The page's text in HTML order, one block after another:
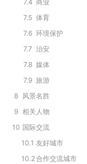
7.5 体育
7.6 环境保护
7.7 治安
7.8 媒体
7.9 旅游
8
风景名胜
9 相关人物
10 国际交流
10.1 友好城市
10.2合作交流城市